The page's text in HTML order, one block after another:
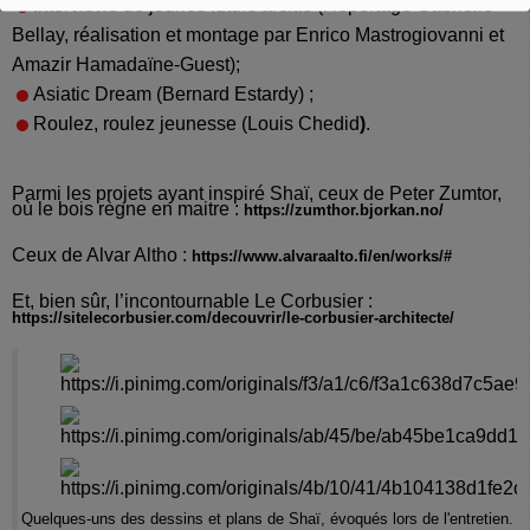
Bellay, réalisation et montage par Enrico Mastrogiovanni et
Amazir Hamadaïne-Guest);
Asiatic Dream (Bernard Estardy) ;
Roulez, roulez jeunesse (Louis Chedid).
Parmi les projets ayant inspiré Shaï, ceux de Peter Zumtor,
où le bois règne en maitre : https://zumthor.bjorkan.no/
Ceux de Alvar Altho : https://www.alvaraalto.fi/en/works/#
Et, bien sûr, l’incontournable Le Corbusier :
https://sitelecorbusier.com/decouvrir/le-corbusier-architecte/
Quelques-uns des dessins et plans de Shaï, évoqués lors de l'entretien.